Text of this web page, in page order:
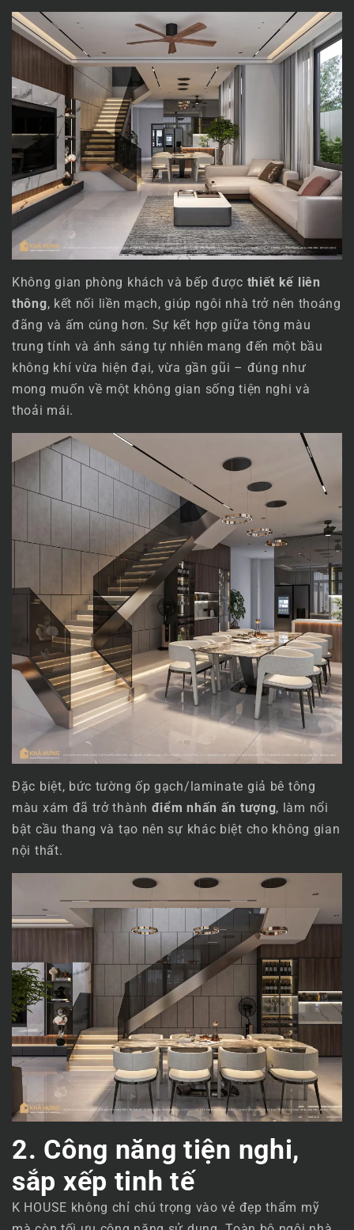
Không gian phòng khách và bếp được thiết kế liên
thông, kết nối liền mạch, giúp ngôi nhà trở nên thoáng
đãng và ấm cúng hơn. Sự kết hợp giữa tông màu
trung tính và ánh sáng tự nhiên mang đến một bầu
không khí vừa hiện đại, vừa gần gũi – đúng như
mong muốn về một không gian sống tiện nghi và
thoải mái.
Đặc biệt, bức tường ốp gạch/laminate giả bê tông
màu xám đã trở thành điểm nhấn ấn tượng, làm nổi
bật cầu thang và tạo nên sự khác biệt cho không gian
nội thất.
2. Công năng tiện nghi,
sắp xếp tinh tế
K HOUSE không chỉ chú trọng vào vẻ đẹp thẩm mỹ